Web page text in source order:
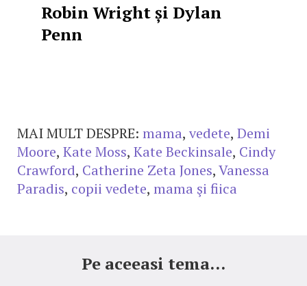
Robin Wright și Dylan
Penn
MAI MULT DESPRE: mama, vedete, Demi
Moore, Kate Moss, Kate Beckinsale, Cindy
Crawford, Catherine Zeta Jones,Vanessa
Paradis, copii vedete, mama şi fiica
Pe aceeasi tema...